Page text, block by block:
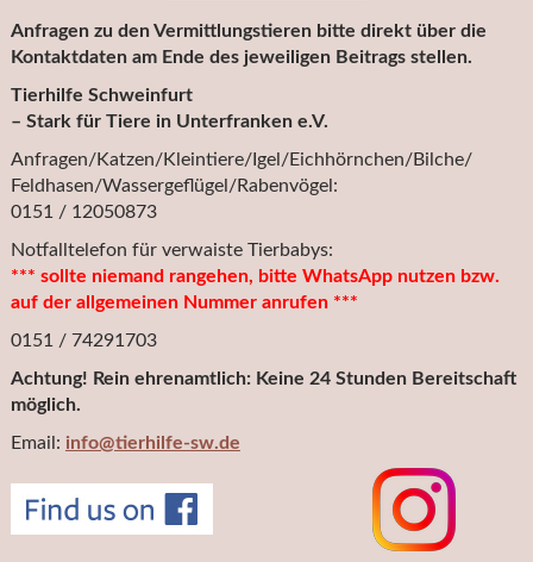
Anfragen zu den Vermittlungstieren bitte direkt über die
Kontaktdaten am Ende des jeweiligen Beitrags stellen.
Tierhilfe Schweinfurt
– Stark für Tiere in Unterfranken e.V.
Anfragen/Katzen/Kleintiere/Igel/Eichhörnchen/Bilche/
Feldhasen/Wassergeflügel/Rabenvögel:
0151 / 12050873
Notfalltelefon für verwaiste Tierbabys:
*** sollte niemand rangehen, bitte WhatsApp nutzen bzw.
auf der allgemeinen Nummer anrufen ***
0151 / 74291703
Achtung! Rein ehrenamtlich: Keine 24 Stunden Bereitschaft
möglich.
Email: info@tierhilfe-sw.de